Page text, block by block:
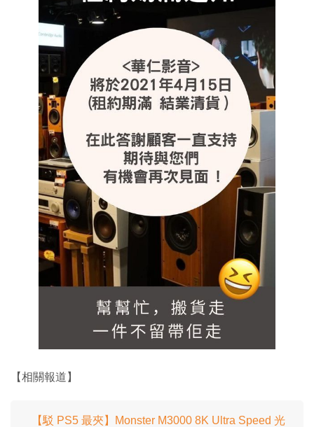
【相關報道】
【駁 PS5 最夾】Monster M3000 8K Ultra Speed 光